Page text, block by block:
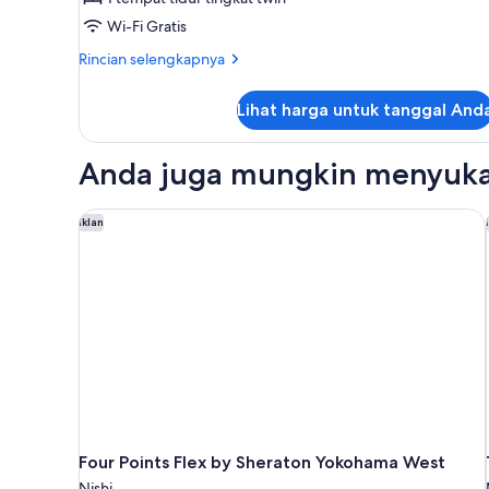
asrama
campuran
Wi-Fi Gratis
Rincian selengkapnya
Rincian
Asrama
asrama
Lihat harga untuk tanggal
Anda juga mungkin
Iklan
Four Points Flex by Sheraton Yokohama West
Four Points Flex by Sheraton Yokohama West